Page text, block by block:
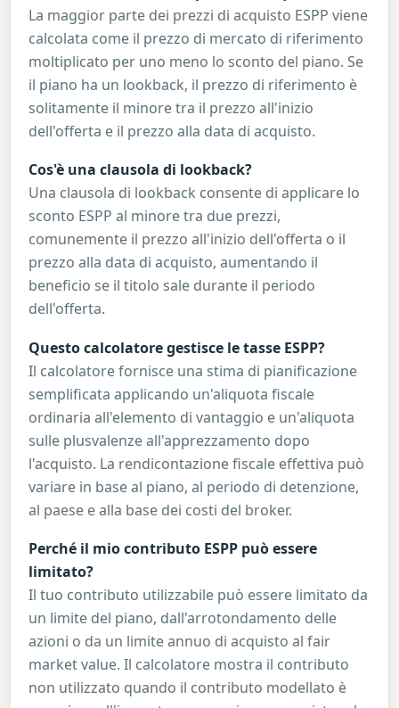
La maggior parte dei prezzi di acquisto ESPP viene
calcolata come il prezzo di mercato di riferimento
moltiplicato per uno meno lo sconto del piano. Se
il piano ha un lookback, il prezzo di riferimento è
solitamente il minore tra il prezzo all'inizio
dell'offerta e il prezzo alla data di acquisto.
Cos'è una clausola di lookback?
Una clausola di lookback consente di applicare lo
sconto ESPP al minore tra due prezzi,
comunemente il prezzo all'inizio dell'offerta o il
prezzo alla data di acquisto, aumentando il
beneficio se il titolo sale durante il periodo
dell'offerta.
Questo calcolatore gestisce le tasse ESPP?
Il calcolatore fornisce una stima di pianificazione
semplificata applicando un'aliquota fiscale
ordinaria all'elemento di vantaggio e un'aliquota
sulle plusvalenze all'apprezzamento dopo
l'acquisto. La rendicontazione fiscale effettiva può
variare in base al piano, al periodo di detenzione,
al paese e alla base dei costi del broker.
Perché il mio contributo ESPP può essere
limitato?
Il tuo contributo utilizzabile può essere limitato da
un limite del piano, dall'arrotondamento delle
azioni o da un limite annuo di acquisto al fair
market value. Il calcolatore mostra il contributo
non utilizzato quando il contributo modellato è